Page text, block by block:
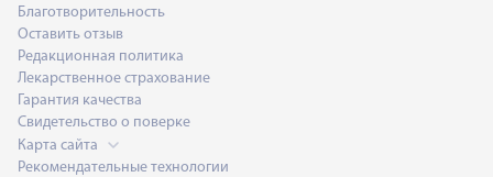
Благотворительность
Оставить отзыв
Редакционная политика
Лекарственное страхование
Гарантия качества
Свидетельство о поверке
Карта сайта
Рекомендательные технологии